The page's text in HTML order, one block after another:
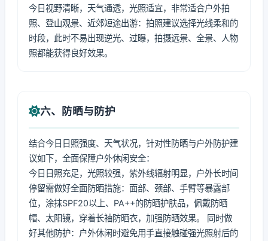
今日视野清晰，天气通透，光照适宜，非常适合户外拍
照、登山观景、近郊短途出游：拍照建议选择光线柔和的
时段，此时不易出现逆光、过曝，拍摄远景、全景、人物
照都能获得良好效果。
六、防晒与防护
结合今日日照强度、天气状况，针对性防晒与户外防护建
议如下，全面保障户外休闲安全：
今日日照充足，光照较强，紫外线辐射明显，户外长时间
停留需做好全面防晒措施：面部、颈部、手臂等暴露部
位，涂抹SPF20以上、PA++的防晒护肤品，佩戴防晒
帽、太阳镜，穿着长袖防晒衣，加强防晒效果。 同时做
好其他防护：户外休闲时避免用手直接触碰强光照射后的